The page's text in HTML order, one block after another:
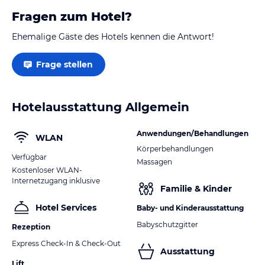
Fragen zum Hotel?
Ehemalige Gäste des Hotels kennen die Antwort!
Frage stellen
Hotelausstattung Allgemein
WLAN
Verfügbar
Kostenloser WLAN-
Internetzugang inklusive
Hotel Services
Rezeption
Express Check-In & Check-Out
Anwendungen/Behandlungen
Körperbehandlungen
Massagen
Familie & Kinder
Baby- und Kinderausstattung
Babyschutzgitter
Ausstattung